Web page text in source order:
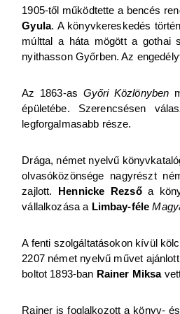
1905-től működtette a bencés
Gyula. A könyvkereskedés
múlttal a háta mögött a gothai
nyithasson Győrben. Az
Az 1863-as Győri Közlönyben
épületébe. Szerencsésen
legforgalmasabb része.
Drága, német nyelvű
olvasóközönsége nagyrészt
zajlott. Hennicke Rezsőa
vállalkozása a Limbay-féle
A fenti szolgáltatásokon kívül
2207 német nyelvű művet
boltot 1893-ban Rainer Miksa
Rainer is foglalkozott a könyv-